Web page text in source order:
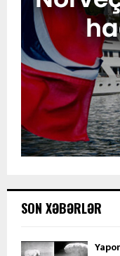
SON XƏBƏRLƏR